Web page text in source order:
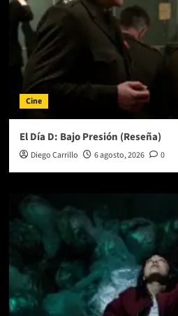
Cine
El Día D: Bajo Presión (Reseña)
Diego Carrillo 6 agosto, 2026 0